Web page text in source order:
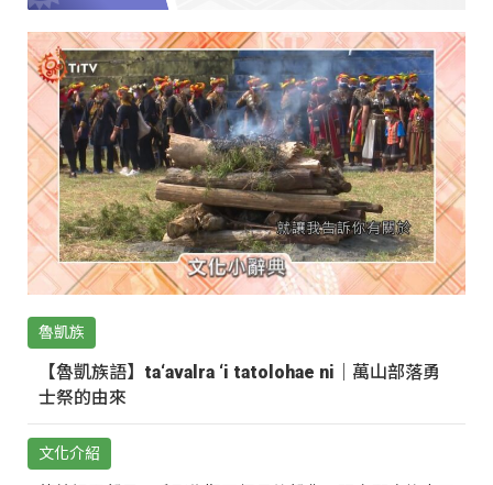
魯凱族
【魯凱族語】ta‘avalra ‘i tatolohae ni｜萬山部落勇
士祭的由來
文化介紹